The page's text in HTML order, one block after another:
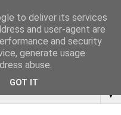
▼
to deliver its services
and user-agent are
and security
generate usage
abuse.
GOT IT